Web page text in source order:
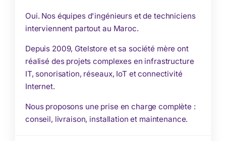
Oui. Nos équipes d'ingénieurs et de techniciens
interviennent partout au Maroc.
Depuis 2009, Gtelstore et sa société mère ont
réalisé des projets complexes en infrastructure
IT, sonorisation, réseaux, IoT et connectivité
Internet.
Nous proposons une prise en charge complète :
conseil, livraison, installation et maintenance.